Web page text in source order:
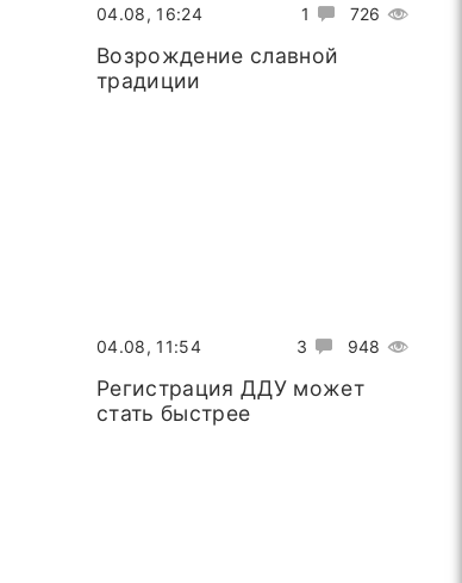
1 726
04.08, 16:24
Возрождение славной
традиции
3 948
04.08, 11:54
Регистрация ДДУ может
стать быстрее